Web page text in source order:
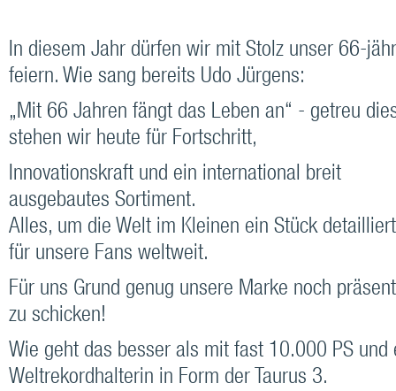
In diesem Jahr dürfen wir mit Stolz unser 66-
feiern. Wie sang bereits Udo Jürgens:
„Mit 66 Jahren fängt das Leben an“ - getreu
stehen wir heute für Fortschritt,
Innovationskraft und ein international breit
ausgebautes Sortiment.
Alles, um die Welt im Kleinen ein Stück
für unsere Fans weltweit.
Für uns Grund genug unsere Marke noch
zu schicken!
Wie geht das besser als mit fast 10.000 PS und
Weltrekordhalterin in Form der Taurus 3.